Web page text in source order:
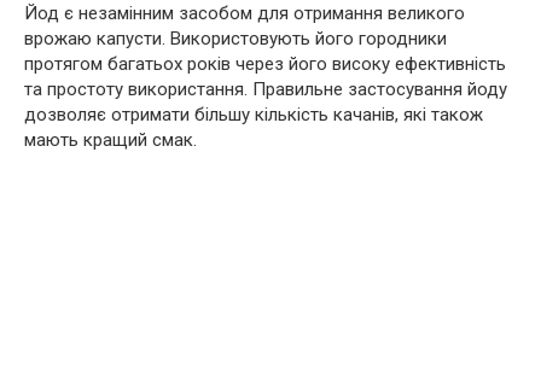
Йод є незамінним засобом для отримання великого
врожаю капусти. Використовують його городники
протягом багатьох років через його високу ефективність
та простоту використання. Правильне застосування йоду
дозволяє отримати більшу кількість качанів, які також
мають кращий смак.